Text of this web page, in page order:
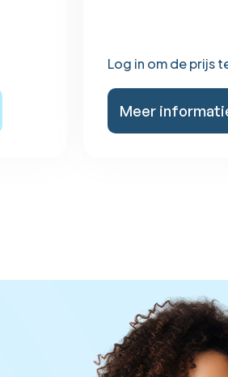
Log in om de prijs
Meer